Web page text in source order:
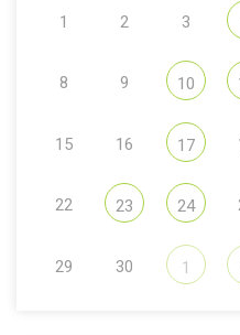
1 2 3
8 9 10
15 16 17
22 23 24
29 30 1